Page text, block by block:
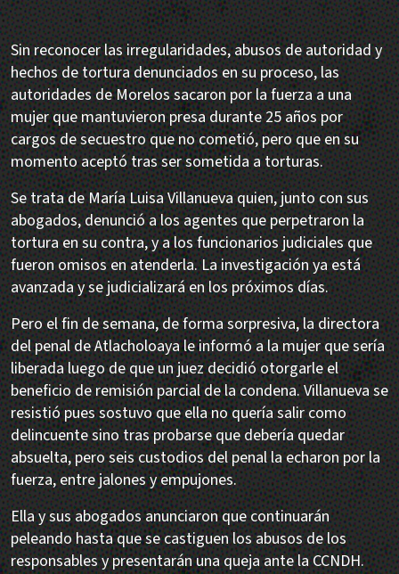
Sin reconocer las irregularidades, abusos de autoridad y
hechos de tortura denunciados en su proceso, las
autoridades de Morelos sacaron por la fuerza a una
mujer que mantuvieron presa durante 25 años por
cargos de secuestro que no cometió, pero que en su
momento aceptó tras ser sometida a torturas.
Se trata de María Luisa Villanueva quien, junto con sus
abogados, denunció a los agentes que perpetraron la
tortura en su contra, y a los funcionarios judiciales que
fueron omisos en atenderla. La investigación ya está
avanzada y se judicializará en los próximos días.
Pero el fin de semana, de forma sorpresiva, la directora
del penal de Atlacholoaya le informó a la mujer que sería
liberada luego de que un juez decidió otorgarle el
beneficio de remisión parcial de la condena. Villanueva se
resistió pues sostuvo que ella no quería salir como
delincuente sino tras probarse que debería quedar
absuelta, pero seis custodios del penal la echaron por la
fuerza, entre jalones y empujones.
Ella y sus abogados anunciaron que continuarán
peleando hasta que se castiguen los abusos de los
responsables y presentarán una queja ante la CCNDH.